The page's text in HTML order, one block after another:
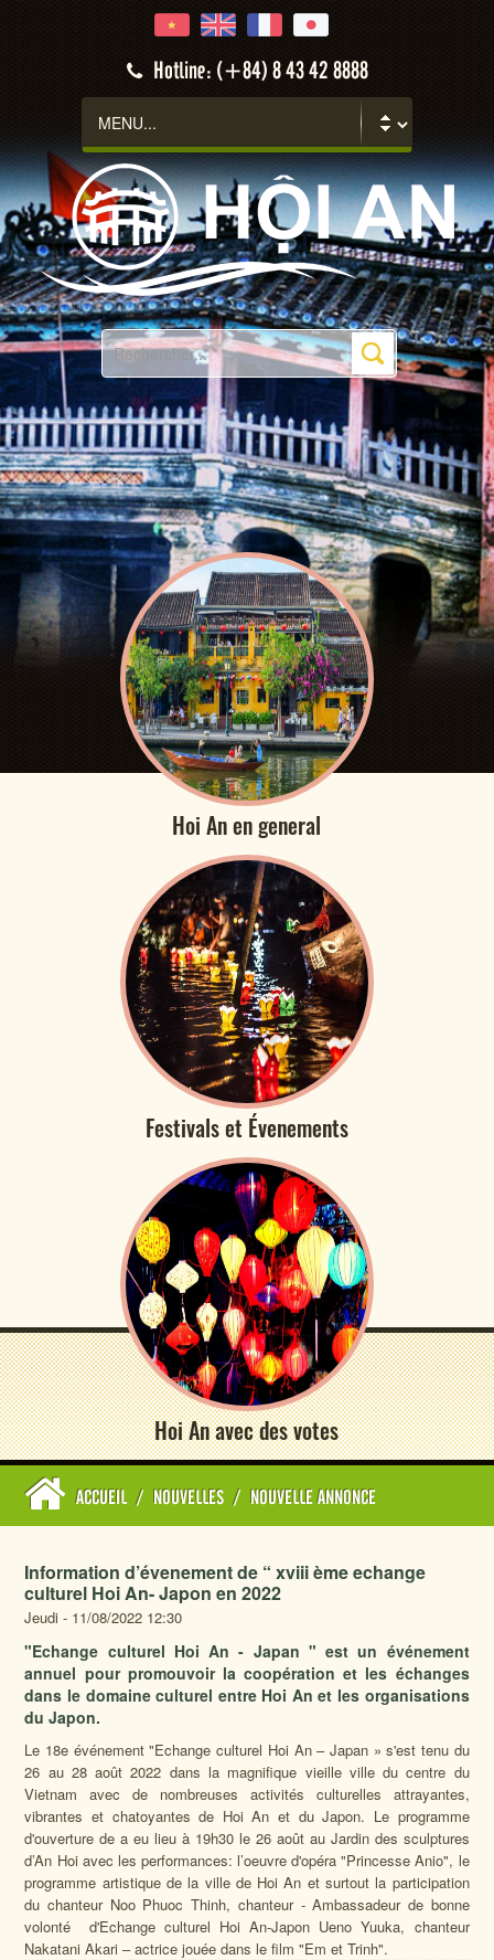
Hotline: (+84) 8 43 42 8888
Hoi An en general
Festivals et Évenements
Hoi An avec des votes
ACCUEIL / NOUVELLES / NOUVELLE ANNONCE
Information d’évenement de “ xviii ème echange
culturel Hoi An- Japon en 2022
Jeudi - 11/08/2022 12:30
"Echange culturel Hoi An - Japan " est un événement
annuel pour promouvoir la coopération et les échanges
dans le domaine culturel entre Hoi An et les organisations
du Japon.
Le 18e événement "Echange culturel Hoi An – Japan » s'est tenu du
26 au 28 août 2022 dans la magnifique vieille ville du centre du
Vietnam avec de nombreuses activités culturelles attrayantes,
vibrantes et chatoyantes de Hoi An et du Japon. Le programme
d'ouverture de a eu lieu à 19h30 le 26 août au Jardin des sculptures
d’An Hoi avec les performances: l’oeuvre d'opéra "Princesse Anio", le
programme artistique de la ville de Hoi An et surtout la participation
du chanteur Noo Phuoc Thinh, chanteur - Ambassadeur de bonne
volonté d'Echange culturel Hoi An-Japon Ueno Yuuka, chanteur
Nakatani Akari – actrice jouée dans le film "Em et Trinh".